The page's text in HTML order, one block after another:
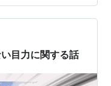
上手に表現できる
特徴をとらえ、誇
、デフォルメするこ
。心が…
目力に関する話